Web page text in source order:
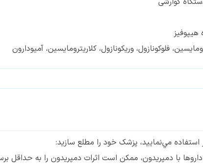
استفاده مي‌نماييد، پزشك خود را مطلع سازيد:
با دمپریدون، ممکن است اثرات دمپریدون را به حداقل